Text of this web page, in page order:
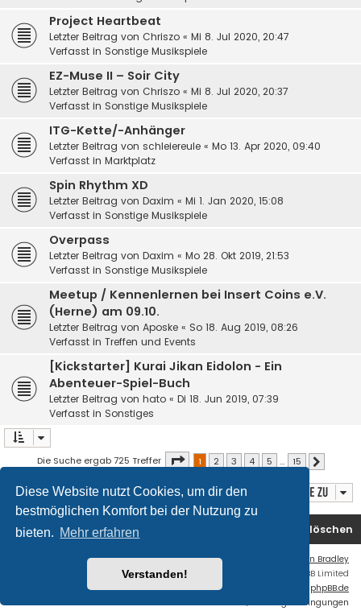
Diese Website nutzt Cookies, um dir den
bestmöglichen Komfort bei der Nutzung zu
bieten. Mehr erfahren
Verstanden!
Project Heartbeat
Letzter Beitrag von Chriszo « Mi 8. Jul 2020, 20:47
Verfasst in Sonstige Musikspiele
EZ-Muse II – Soir City
Letzter Beitrag von Chriszo « Mi 8. Jul 2020, 20:37
Verfasst in Sonstige Musikspiele
ITG-Kette/-Anhänger
Letzter Beitrag von schleiereule « Mo 13. Apr 2020, 09:40
Verfasst in Marktplatz
Spin Rhythm XD
Letzter Beitrag von Daxim « Mi 1. Jan 2020, 15:08
Verfasst in Sonstige Musikspiele
Overpass
Letzter Beitrag von Daxim « Mo 28. Okt 2019, 21:53
Verfasst in Sonstige Musikspiele
Meetup / Kennenlernen bei Insert Coins e.V.
(Herne) am 09.10.
Letzter Beitrag von Aposke « So 18. Aug 2019, 08:26
Verfasst in Treffen und Events
[Kickstarter] Kurai Jikan Eidolon - Ein
Abenteuer-Spiel-Buch
Letzter Beitrag von hato « Di 18. Jun 2019, 07:39
Verfasst in Sonstiges
Die Suche ergab 725 Treffer Seite von15
1 2 3 4 5 … 15
Gehe zu
Foren-Übersicht Alle Cookies löschen
Ian Bradley
Powered byphpBB
® Forum Software © phpBB Limited
Deutsche Übersetzung durch phpBB.de
Datenschutz|Nutzungsbedingungen